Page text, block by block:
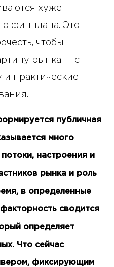
хуже
финплана. Это
чтобы
рынка — с
и практические
публичная
много
настроения и
рынка и роль
в определенные
сводится
определяет
Что сейчас
фиксирующим